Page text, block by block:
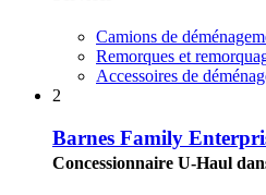
Camions de
Remorques et
Accessoires de
2
Barnes Family
Concessionnaire U-Haul